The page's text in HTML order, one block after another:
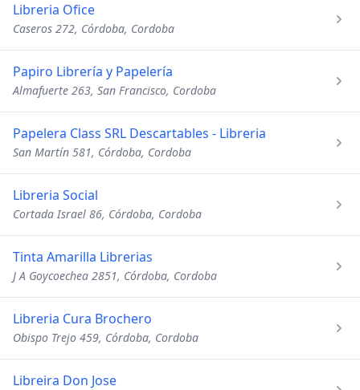
Libreria Ofice
Caseros 272, Córdoba, Cordoba
Papiro Librería y Papelería
Almafuerte 263, San Francisco, Cordoba
Papelera Class SRL Descartables - Libreria
San Martín 581, Córdoba, Cordoba
Libreria Social
Cortada Israel 86, Córdoba, Cordoba
Tinta Amarilla Librerias
J A Goycoechea 2851, Córdoba, Cordoba
Libreria Cura Brochero
Obispo Trejo 459, Córdoba, Cordoba
Libreira Don Jose